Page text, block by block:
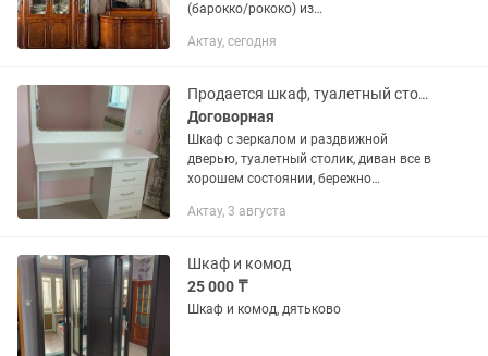
(барокко/рококо) из
Мебель выглядит невероятно статно,
исполнения —...
Актау, сегодня
Продается шкаф, туалетный столик и диван в хорошем состоянии
Договорная
Шкаф с зеркалом и раздвижной
дверью, туалетный столик, диван все в
хорошем состоянии, бережно
счет цены.
Актау, 3 августа
Шкаф и комод
25 000 ₸
Шкаф и комод, дятьково